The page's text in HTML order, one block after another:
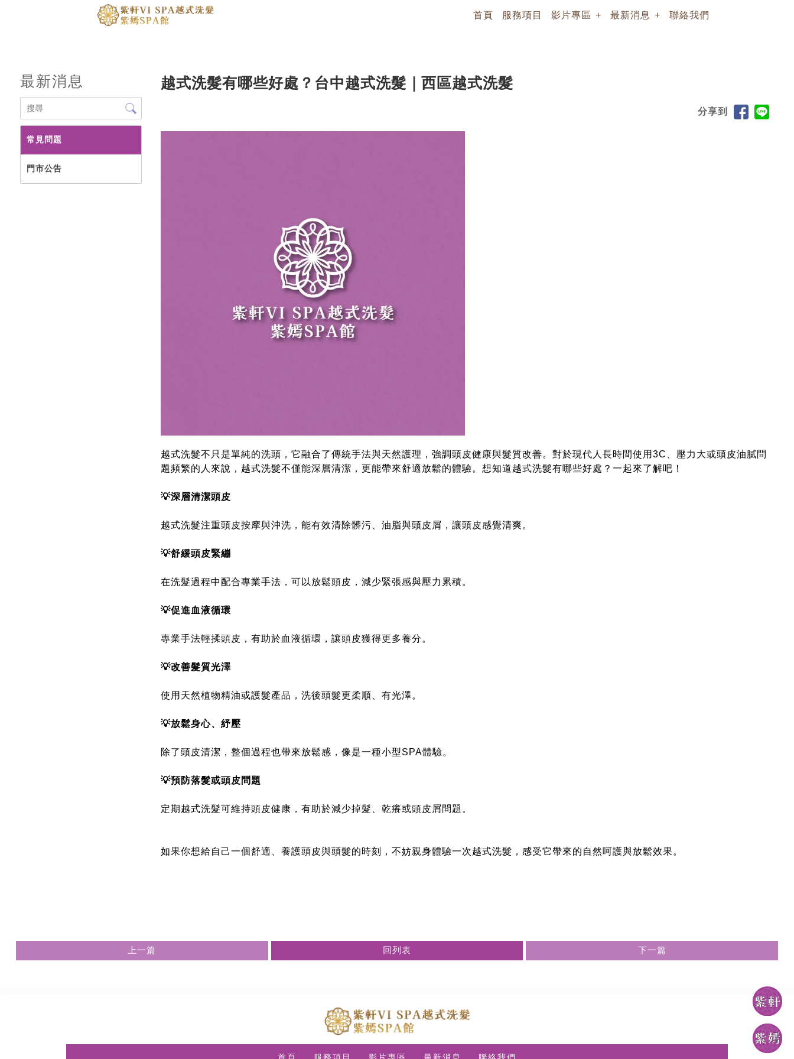
首頁 服務項目 影片專區 最新消息 聯絡我們
最新消息
常見問題
門市公告
越式洗髮有哪些好處？台中越式洗髮｜西區越式洗髮
分享到
越式洗髮不只是單純的洗頭，它融合了傳統手法與天然護理，強調頭皮健康與髮質改善。對於現代人長時間使用3C、壓力大或頭皮油膩問
題頻繁的人來說，越式洗髮不僅能深層清潔，更能帶來舒適放鬆的體驗。想知道越式洗髮有哪些好處？一起來了解吧！
💡深層清潔頭皮
越式洗髮注重頭皮按摩與沖洗，能有效清除髒污、油脂與頭皮屑，讓頭皮感覺清爽。
💡舒緩頭皮緊繃
在洗髮過程中配合專業手法，可以放鬆頭皮，減少緊張感與壓力累積。
💡促進血液循環
專業手法輕揉頭皮，有助於血液循環，讓頭皮獲得更多養分。
💡改善髮質光澤
使用天然植物精油或護髮產品，洗後頭髮更柔順、有光澤。
💡放鬆身心、紓壓
除了頭皮清潔，整個過程也帶來放鬆感，像是一種小型SPA體驗。
💡預防落髮或頭皮問題
定期越式洗髮可維持頭皮健康，有助於減少掉髮、乾癢或頭皮屑問題。
如果你想給自己一個舒適、養護頭皮與頭髮的時刻，不妨親身體驗一次越式洗髮，感受它帶來的自然呵護與放鬆效果。
上一篇 回列表 下一篇